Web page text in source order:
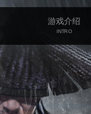
游戏介绍
INTRO